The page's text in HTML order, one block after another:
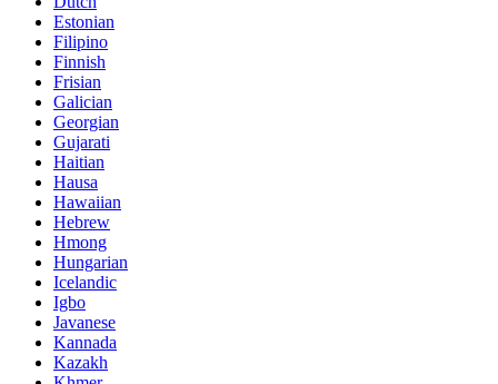
Estonian
Filipino
Finnish
Frisian
Galician
Georgian
Gujarati
Haitian
Hausa
Hawaiian
Hebrew
Hmong
Hungarian
Icelandic
Igbo
Javanese
Kannada
Kazakh